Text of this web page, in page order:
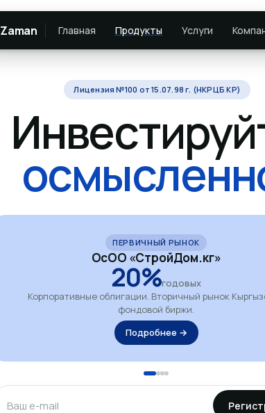
Zaman Главная Продукты Услуги
Лицензия №100 от 15.07.98 г. (НКРЦБ КР)
ПЕРВИЧНЫЙ РЫНОК
ОсОО «СтройДом.кг»
20%годовых
Корпоративные облигации. Вторичный рынок
фондовой биржи.
Подробнее →